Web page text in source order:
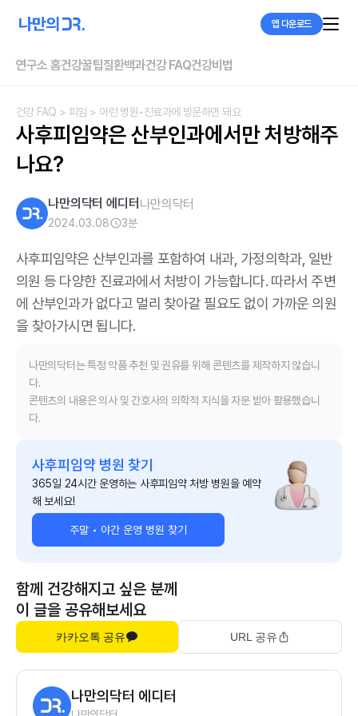
앱 다운로드
연구소 홈건강꿀팁질환백과건강 FAQ건강비법
건강 FAQ > 피임 > 이런 병원•진료과에 방문하면 돼요
사후피임약은 산부인과에서만 처방해주
나요?
나만의닥터 에디터 나만의닥터
2024.03.08 3분
사후피임약은 산부인과를 포함하여 내과, 가정의학과, 일반
의원 등 다양한 진료과에서 처방이 가능합니다. 따라서 주변
에 산부인과가 없다고 멀리 찾아갈 필요도 없이 가까운 의원
을 찾아가시면 됩니다.
나만의닥터는 특정 약품 추천 및 권유를 위해 콘텐츠를 제작하지 않습니
다.
콘텐츠의 내용은 의사 및 간호사의 의학적 지식을 자문 받아 활용했습니
다.
사후피임약 병원 찾기
365일 24시간 운영하는 사후피임약 처방 병원을 예약
해 보세요!
주말 • 야간 운영 병원 찾기
함께 건강해지고 싶은 분께
이 글을 공유해보세요
카카오톡 공유 URL 공유
나만의닥터 에디터